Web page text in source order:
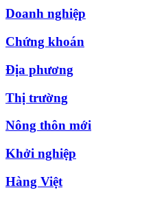
Doanh nghiệp
Chứng khoán
Địa phương
Thị trường
Nông thôn mới
Khởi nghiệp
Hàng Việt